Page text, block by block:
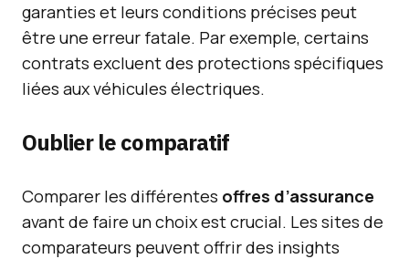
garanties et leurs conditions précises peut
être une erreur fatale. Par exemple, certains
contrats excluent des protections spécifiques
liées aux véhicules électriques.
Oublier le comparatif
Comparer les différentes offres d’assurance
avant de faire un choix est crucial. Les sites de
comparateurs peuvent offrir des insights